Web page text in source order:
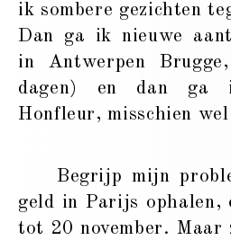
ik sombere gezichten
Dan ga ik nieuwe
in Antwerpen
dagen) en dan ga
Honfleur, misschien wel
Begrijp mijn
geld in Parijs
tot 20 november. Maar